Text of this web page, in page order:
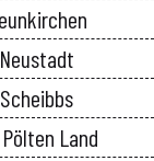
Neustadt
Scheibbs
Land